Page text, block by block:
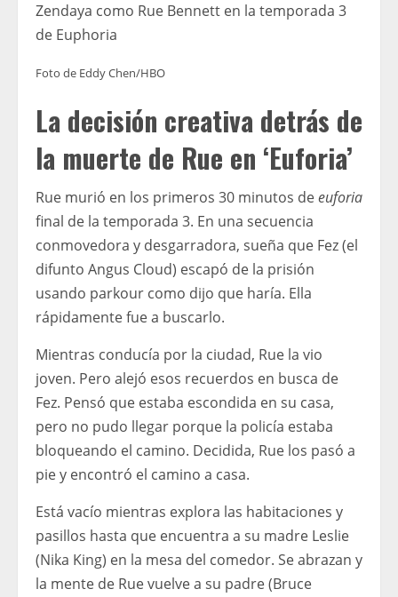
Zendaya como Rue Bennett en la temporada 3
de Euphoria
Foto de Eddy Chen/HBO
La decisión creativa detrás de
la muerte de Rue en ‘Euforia’
Rue murió en los primeros 30 minutos deeuforia
final de la temporada 3. En una secuencia
conmovedora y desgarradora, sueña que Fez (el
difunto Angus Cloud) escapó de la prisión
usando parkour como dijo que haría. Ella
rápidamente fue a buscarlo.
Mientras conducía por la ciudad, Rue la vio
joven. Pero alejó esos recuerdos en busca de
Fez. Pensó que estaba escondida en su casa,
pero no pudo llegar porque la policía estaba
bloqueando el camino. Decidida, Rue los pasó a
pie y encontró el camino a casa.
Está vacío mientras explora las habitaciones y
pasillos hasta que encuentra a su madre Leslie
(Nika King) en la mesa del comedor. Se abrazan y
la mente de Rue vuelve a su padre (Bruce